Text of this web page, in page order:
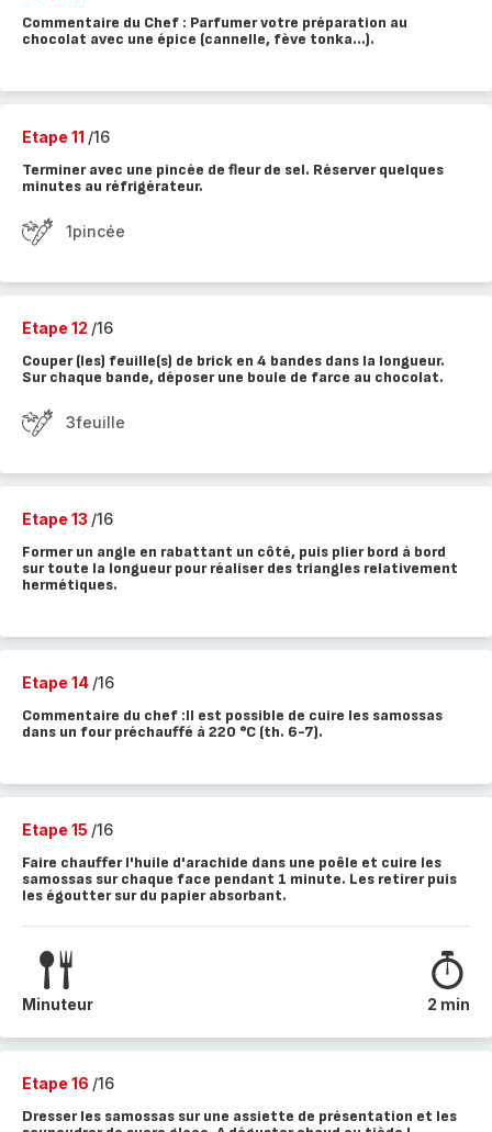
Commentaire du Chef : Parfumer votre préparation au
chocolat avec une épice (cannelle, fève tonka...).
Etape 11 /16
Terminer avec une pincée de fleur de sel. Réserver quelques
minutes au réfrigérateur.
1pincée
Etape 12 /16
Couper (les) feuille(s) de brick en 4 bandes dans la longueur.
Sur chaque bande, déposer une boule de farce au chocolat.
3feuille
Etape 13 /16
Former un angle en rabattant un côté, puis plier bord à bord
sur toute la longueur pour réaliser des triangles relativement
hermétiques.
Etape 14 /16
Commentaire du chef :Il est possible de cuire les samossas
dans un four préchauffé à 220 °C (th. 6-7).
Etape 15 /16
Faire chauffer l'huile d'arachide dans une poêle et cuire les
samossas sur chaque face pendant 1 minute. Les retirer puis
les égoutter sur du papier absorbant.
Minuteur 2 min
Etape 16 /16
Dresser les samossas sur une assiette de présentation et les